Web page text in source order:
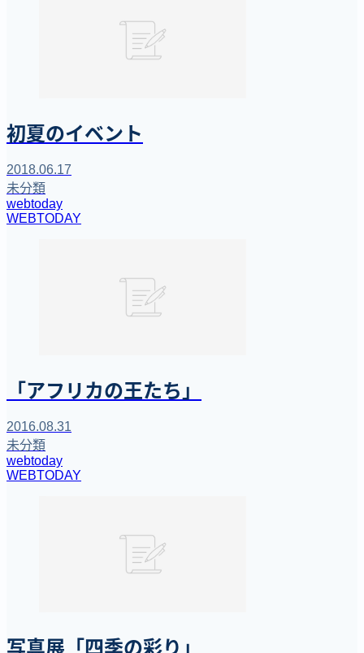
初夏のイベント
2018.06.17
未分類
webtoday
WEBTODAY
「アフリカの王たち」
2016.08.31
未分類
webtoday
WEBTODAY
写真展「四季の彩り」